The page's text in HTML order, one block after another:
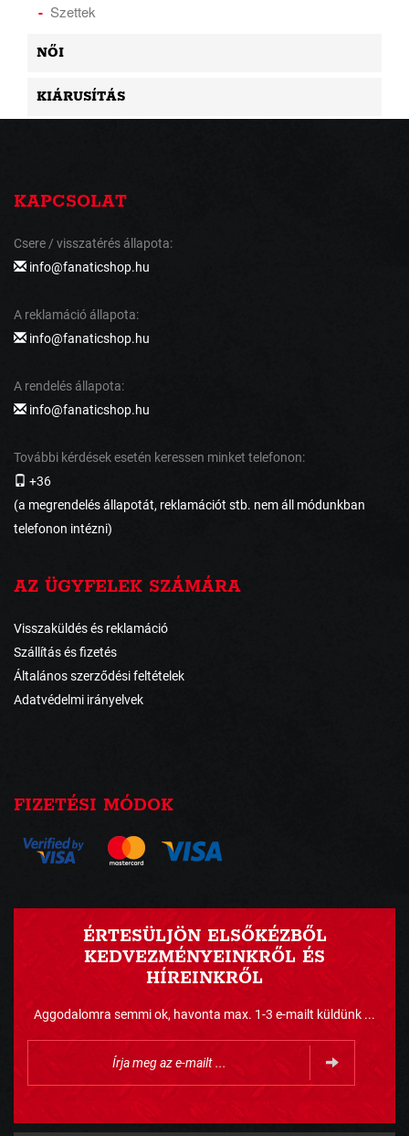
Szettek
NŐI
KIÁRUSÍTÁS
KAPCSOLAT
Csere / visszatérés állapota:
info@fanaticshop.hu
A reklamáció állapota:
info@fanaticshop.hu
A rendelés állapota:
info@fanaticshop.hu
További kérdések esetén keressen minket telefonon:
+36
(a megrendelés állapotát, reklamációt stb. nem áll módunkban
telefonon intézni)
AZ ÜGYFELEK SZÁMÁRA
Visszaküldés és reklamáció
Szállítás és fizetés
Általános szerződési feltételek
Adatvédelmi irányelvek
FIZETÉSI MÓDOK
ÉRTESÜLJÖN ELSŐKÉZBŐL
KEDVEZMÉNYEINKRŐL ÉS
HÍREINKRŐL
Aggodalomra semmi ok, havonta max. 1-3 e-mailt küldünk ...